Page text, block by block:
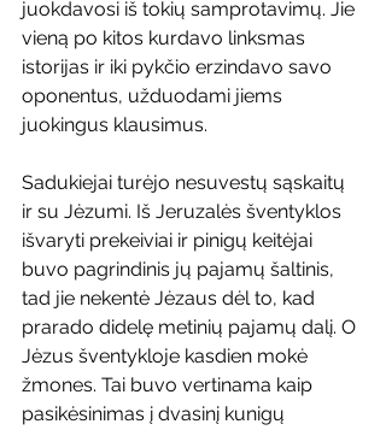
juokdavosi iš tokių samprotavimų. Jie
vieną po kitos kurdavo linksmas
istorijas ir iki pykčio erzindavo savo
oponentus, užduodami jiems
juokingus klausimus.
Sadukiejai turėjo nesuvestų sąskaitų
ir su Jėzumi. Iš Jeruzalės šventyklos
išvaryti prekeiviai ir pinigų keitėjai
buvo pagrindinis jų pajamų šaltinis,
tad jie nekentė Jėzaus dėl to, kad
prarado didelę metinių pajamų dalį. O
Jėzus šventykloje kasdien mokė
žmones. Tai buvo vertinama kaip
pasikėsinimas į dvasinį kunigų